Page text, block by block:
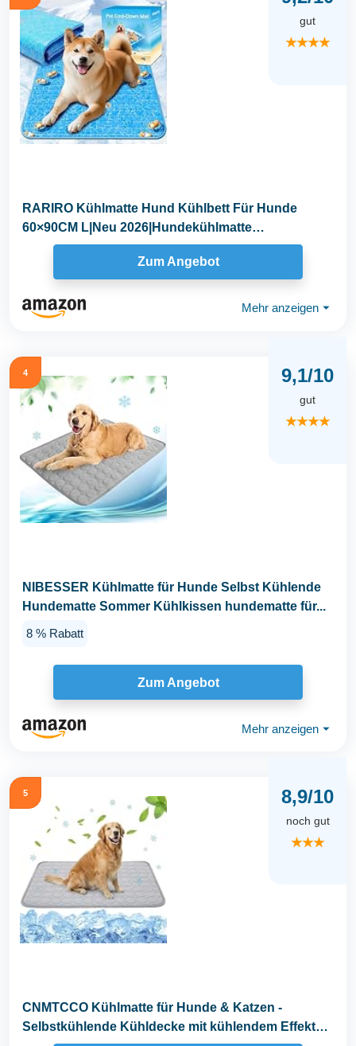
gut
★★★★
RARIRO Kühlmatte Hund Kühlbett Für Hunde
60×90CM L|Neu 2026|Hundekühlmatte
Selbstkühlend...
Zum Angebot
Mehr anzeigen ⏷
4 9,1/10
gut
★★★★
NIBESSER Kühlmatte für Hunde Selbst Kühlende
Hundematte Sommer Kühlkissen hundematte für...
8 % Rabatt
Zum Angebot
Mehr anzeigen ⏷
5 8,9/10
noch gut
★★★
CNMTCCO Kühlmatte für Hunde & Katzen -
Selbstkühlende Kühldecke mit kühlendem Effekt